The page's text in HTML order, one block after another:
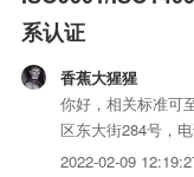
系认证
香蕉大猩猩
你好，相关标准可
区东大街284号，
监督局办理，苏州
2022-02-09